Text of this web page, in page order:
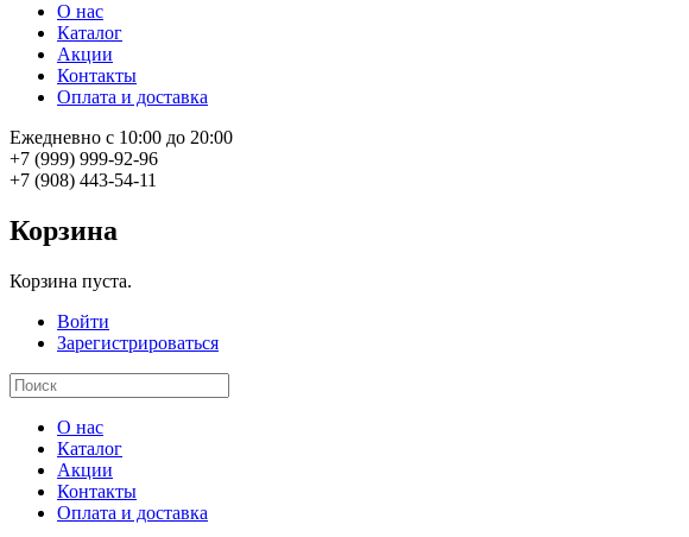
О нас
Каталог
Акции
Контакты
Оплата и доставка
Ежедневно с 10:00 до 20:00
+7 (999) 999-92-96
+7 (908) 443-54-11
Корзина
Корзина пуста.
Войти
Зарегистрироваться
О нас
Каталог
Акции
Контакты
Оплата и доставка